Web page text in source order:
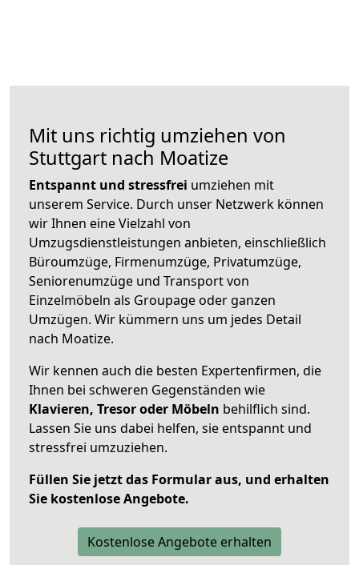
Mit uns richtig umziehen von
Stuttgart nach Moatize
Entspannt und stressfrei umziehen mit
unserem Service. Durch unser Netzwerk können
wir Ihnen eine Vielzahl von
Umzugsdienstleistungen anbieten, einschließlich
Büroumzüge, Firmenumzüge, Privatumzüge,
Seniorenumzüge und Transport von
Einzelmöbeln als Groupage oder ganzen
Umzügen. Wir kümmern uns um jedes Detail
nach Moatize.
Wir kennen auch die besten Expertenfirmen, die
Ihnen bei schweren Gegenständen wie
Klavieren, Tresor oder Möbeln behilflich sind.
Lassen Sie uns dabei helfen, sie entspannt und
stressfrei umzuziehen.
Füllen Sie jetzt das Formular aus, und erhalten
Sie kostenlose Angebote.
Kostenlose Angebote erhalten